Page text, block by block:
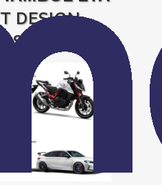
DESIGN
2023